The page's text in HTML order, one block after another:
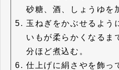
砂糖、酒、しょうゆを
玉ねぎをかぶせるよう
いもが柔らかくなるま
分ほど煮込む。
仕上げに絹さやを飾っ